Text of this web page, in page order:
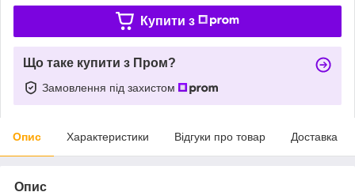
Купити з
Що таке купити з Пром?
Замовлення під захистом
Опис Характеристики Відгуки про товар Доставка
Опис